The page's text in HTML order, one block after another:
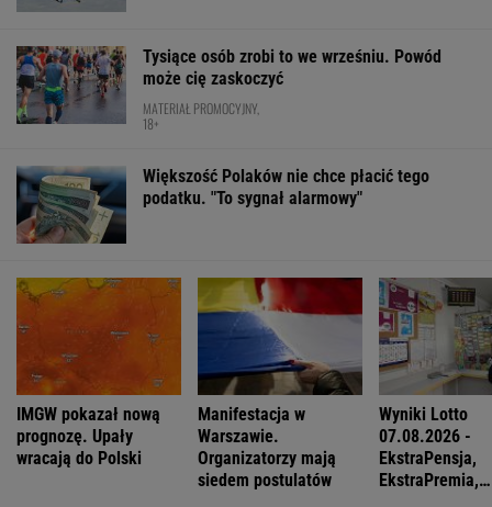
Tysiące osób zrobi to we wrześniu. Powód
może cię zaskoczyć
MATERIAŁ PROMOCYJNY,
18+
Większość Polaków nie chce płacić tego
podatku. "To sygnał alarmowy"
IMGW pokazał nową
prognozę. Upały
wracają do Polski
Manifestacja w
Warszawie.
Organizatorzy mają
siedem postulatów
Wyniki Lotto
07.08.2026 -
EkstraPensja,
EkstraPremia,